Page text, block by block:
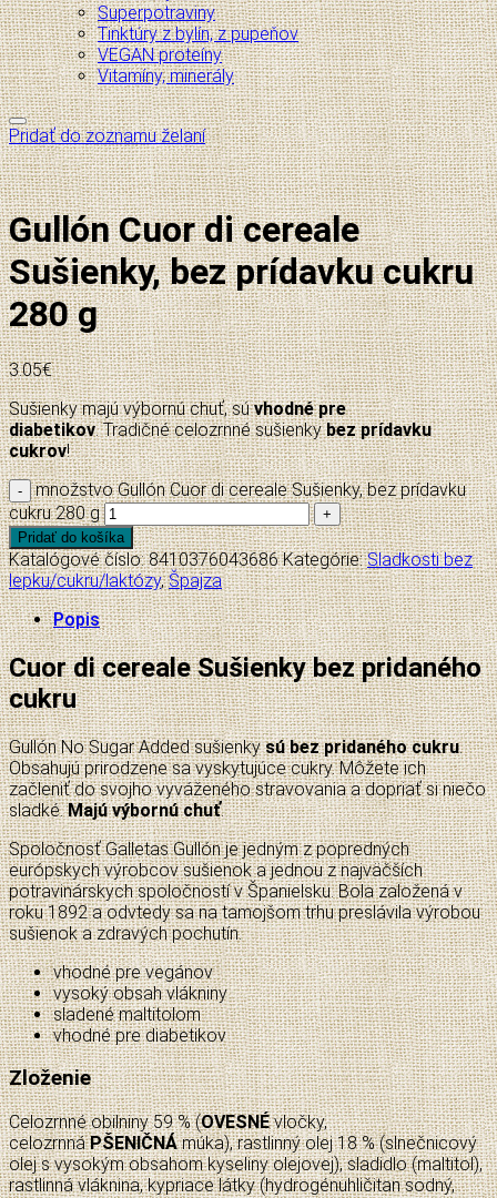
Superpotraviny
Tinktúry z bylín, z pupeňov
VEGAN proteíny
Vitamíny, minerály
Pridať do zoznamu želaní
Gullón Cuor di cereale
Sušienky, bez prídavku cukru
280 g
3.05€
Sušienky majú výbornú chuť, súvhodné pre
diabetikov. Tradičné celozrnné sušienkybez prídavku
cukrov!
množstvo Gullón Cuor di cereale Sušienky, bez prídavku
cukru 280 g
Pridať do košíka
Katalógové číslo:8410376043686 Kategórie:Sladkosti bez
lepku/cukru/laktózy,Špajza
Popis
Cuor di cereale Sušienky bez pridaného
cukru
Gullón No Sugar Added sušienkysú bez pridaného cukru.
Obsahujú prirodzene sa vyskytujúce cukry. Môžete ich
začleniť do svojho vyváženého stravovania a dopriať si niečo
sladké.Majú výbornú chuť.
Spoločnosť Galletas Gullón je jedným z popredných
európskych výrobcov sušienok a jednou z najväčších
potravinárskych spoločností v Španielsku. Bola založená v
roku 1892 a odvtedy sa na tamojšom trhu preslávila výrobou
sušienok a zdravých pochutín.
vhodné pre vegánov
vysoký obsah vlákniny
sladené maltitolom
vhodné pre diabetikov
Zloženie
Celozrnné obilniny 59 % (OVESNÉvločky,
celozrnnáPŠENIČNÁmúka), rastlinný olej 18 % (slnečnicový
olej s vysokým obsahom kyseliny olejovej), sladidlo (maltitol),
rastlinná vláknina, kypriace látky (hydrogénuhličitan sodný,